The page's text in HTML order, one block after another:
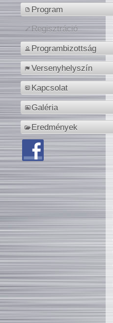
Program
Regisztráció
Programbizottság
Versenyhelyszín
Kapcsolat
Galéria
Eredmények